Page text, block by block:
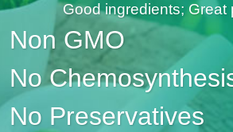
Good ingredients; Great
Non GMO
No
No Preservatives